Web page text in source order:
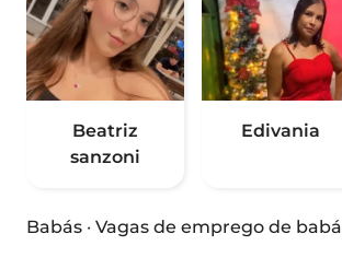
Beatriz
sanzoni
Edivania
Babás · Vagas de emprego de babá